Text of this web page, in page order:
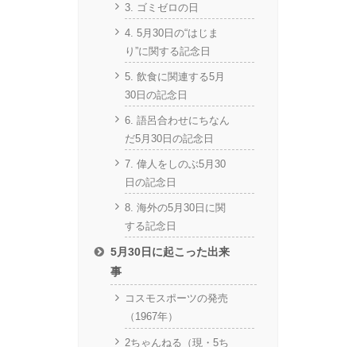
3. ゴミゼロの日
4. 5月30日の“はじま
り”に関する記念日
5. 飲食に関連する5月
30日の記念日
6. 語呂合わせにちなん
だ5月30日の記念日
7. 偉人をしのぶ5月30
日の記念日
8. 海外の5月30日に関
する記念日
5月30日に起こった出来
事
コスモスポーツの発売
（1967年）
2ちゃんねる（現・5ち